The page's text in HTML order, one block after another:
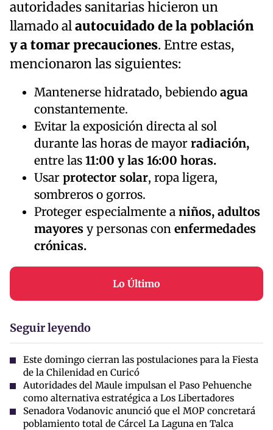
autoridades sanitarias hicieron un
llamado alautocuidado de la población
y a tomar precauciones. Entre estas,
mencionaron las siguientes:
Mantenerse hidratado, bebiendo agua
constantemente.
Evitar la exposición directa al sol
durante las horas de mayor radiación,
entre las 11:00 y las 16:00 horas.
Usar protector solar, ropa ligera,
sombreros o gorros.
Proteger especialmente a niños, adultos
mayores y personas con enfermedades
crónicas.
Lo Último
Seguir leyendo
Este domingo cierran las postulaciones para la Fiesta
de la Chilenidad en Curicó
Autoridades del Maule impulsan el Paso Pehuenche
como alternativa estratégica a Los Libertadores
Senadora Vodanovic anunció que el MOP concretará
poblamiento total de Cárcel La Laguna en Talca